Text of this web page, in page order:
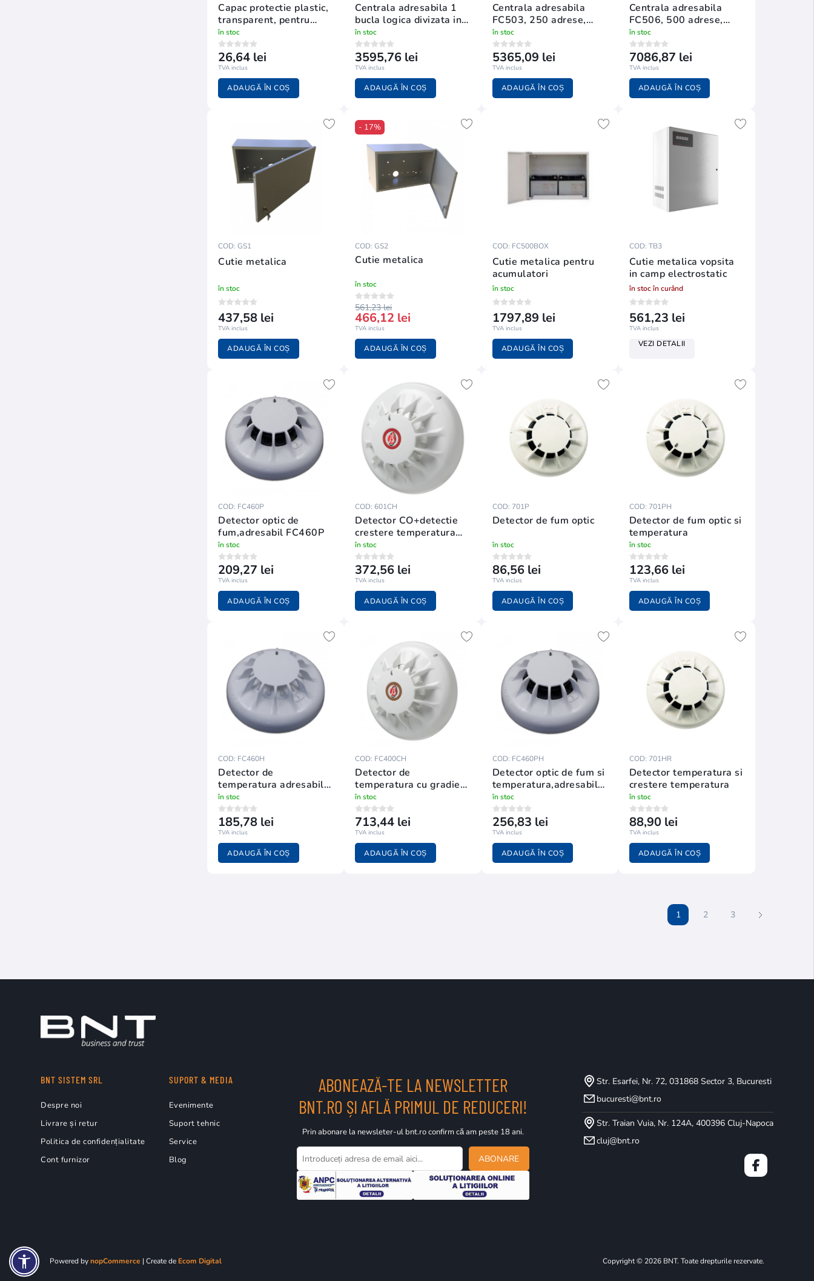
Capac protectie plastic,
transparent, pentru
butoanele din seria
FC400
în stoc
26,64 lei
TVA inclus
ADAUGĂ ÎN COȘ
Centrala adresabila 1
bucla logica divizata in
3 bucle fizice
FIRECLASS 501L
în stoc
3595,76 lei
TVA inclus
ADAUGĂ ÎN COȘ
Centrala adresabila
FC503, 250 adrese,
128 zone
în stoc
5365,09 lei
TVA inclus
ADAUGĂ ÎN COȘ
Centrala adresabila
FC506, 500 adrese,
256 zone
în stoc
7086,87 lei
TVA inclus
ADAUGĂ ÎN COȘ
COD: GS1
Cutie metalica
în stoc
437,58 lei
TVA inclus
ADAUGĂ ÎN COȘ
- 17%
COD: GS2
Cutie metalica
în stoc
561,23 lei
466,12 lei
TVA inclus
ADAUGĂ ÎN COȘ
COD: FC500BOX
Cutie metalica pentru
acumulatori
în stoc
1797,89 lei
TVA inclus
ADAUGĂ ÎN COȘ
COD: TB3
Cutie metalica vopsita
in camp electrostatic
în stoc în curând
561,23 lei
TVA inclus
VEZI DETALII
COD: FC460P
Detector optic de
fum,adresabil FC460P
în stoc
209,27 lei
TVA inclus
ADAUGĂ ÎN COȘ
COD: 601CH
Detector CO+detectie
crestere temperatura
601CH
în stoc
372,56 lei
TVA inclus
ADAUGĂ ÎN COȘ
COD: 701P
Detector de fum optic
în stoc
86,56 lei
TVA inclus
ADAUGĂ ÎN COȘ
COD: 701PH
Detector de fum optic si
temperatura
în stoc
123,66 lei
TVA inclus
ADAUGĂ ÎN COȘ
COD: FC460H
Detector de
temperatura adresabil
FC460H
în stoc
185,78 lei
TVA inclus
ADAUGĂ ÎN COȘ
COD: FC400CH
Detector de
temperatura cu gradient
programabil,adresabil
FC400CH
în stoc
713,44 lei
TVA inclus
ADAUGĂ ÎN COȘ
COD: FC460PH
Detector optic de fum si
temperatura,adresabil
FC460PH
în stoc
256,83 lei
TVA inclus
ADAUGĂ ÎN COȘ
COD: 701HR
Detector temperatura si
crestere temperatura
în stoc
88,90 lei
TVA inclus
ADAUGĂ ÎN COȘ
1 2 3
BNT SISTEM SRL
Despre noi
Livrare și retur
Politica de confidențialitate
Cont furnizor
SUPORT & MEDIA
Evenimente
Suport tehnic
Service
Blog
ABONEAZĂ-TE LA NEWSLETTER
BNT.RO ȘI AFLĂ PRIMUL DE REDUCERI!
Prin abonare la newsleter-ul bnt.ro confirm că am peste 18 ani.
ABONARE
Str. Esarfei, Nr. 72, 031868 Sector 3, Bucuresti
bucuresti@bnt.ro
Str. Traian Vuia, Nr. 124A, 400396 Cluj-Napoca
cluj@bnt.ro
Copyright © 2026 BNT. Toate drepturile rezervate.
Powered bynopCommerce | Create de Ecom Digital